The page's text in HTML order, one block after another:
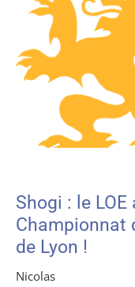
Shogi : le
Championnat
de Lyon !
Nicolas